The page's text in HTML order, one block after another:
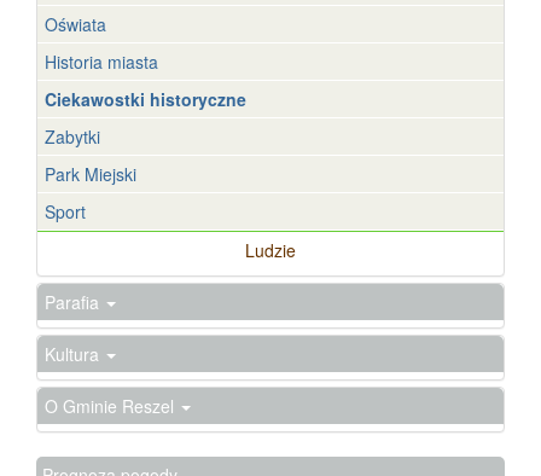
Oświata
Historia miasta
Ciekawostki historyczne
Zabytki
Park Miejski
Sport
Ludzie
Parafia
Kultura
O Gminie Reszel